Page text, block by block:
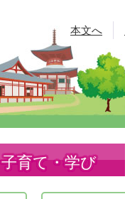
本文へ
子育て・学び